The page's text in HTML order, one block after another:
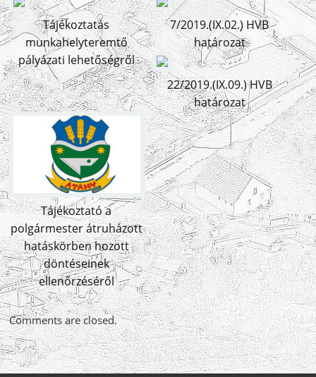
Tájékoztatás
munkahelyteremtő
pályázati lehetőségről
7/2019.(IX.02.) HVB
határozat
22/2019.(IX.09.) HVB
határozat
Tájékoztató a
polgármester átruházott
hatáskörben hozott
döntéseinek
ellenőrzéséről
Comments are closed.